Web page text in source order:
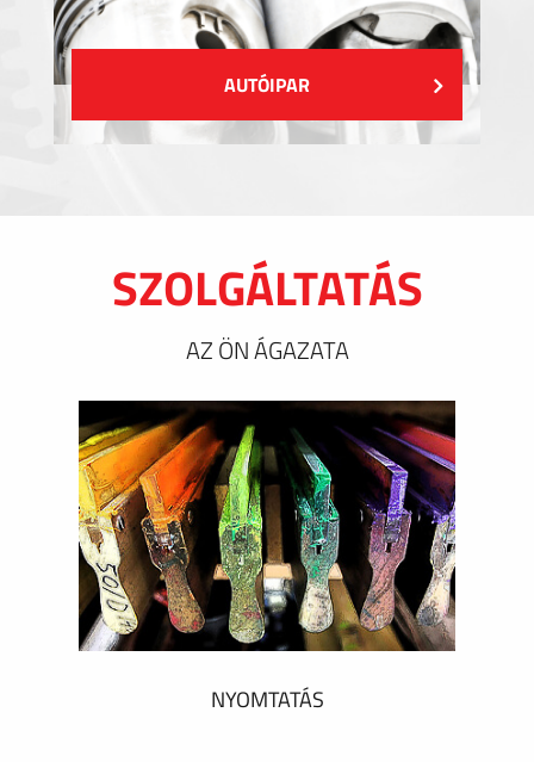
AUTÓIPAR
SZOLGÁLTATÁS
AZ ÖN ÁGAZATA
NYOMTATÁS